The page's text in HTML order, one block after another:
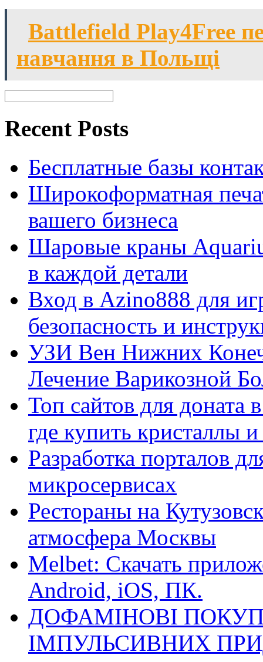
Battlefield Play4Free
навчання в Польщi
Recent Posts
Бесплатные базы
Широкоформатная
вашего бизнеса
Шаровые краны
в каждой детали
Вход в Azino888 для
безопасность и
УЗИ Вен Нижних
Лечение Варикозной
Топ сайтов для
где купить кристаллы
Разработка порталов
микросервисах
Рестораны на
атмосфера Москвы
Melbet: Скачать
Android, iOS, ПК.
ДОФАМІНОВІ
ІМПУЛЬСИВНИХ